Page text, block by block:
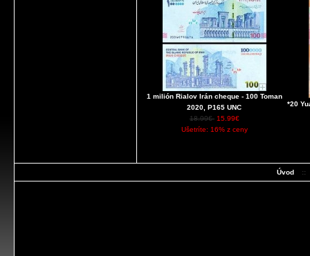
1 milión Rialov Irán cheque - 100 Toman
2020, P165 UNC
18.99€ 15.99€
Ušetríte: 16% z ceny
*20
Úvod ::